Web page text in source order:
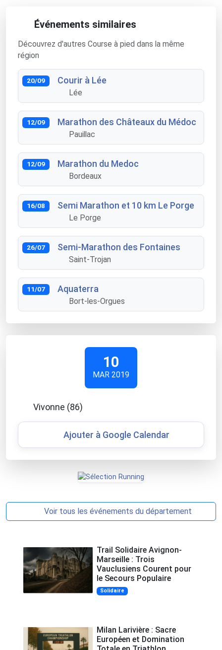
Événements similaires
Découvrez d'autres Course à pied dans la même
région
20/09 Courir à Lée
Lée
12/09 Marathon des Châteaux du Médoc
Pauillac
12/09 Marathon du Medoc
Bordeaux
16/08 Semi Marathon et 10 km Le Porge
Le Porge
26/07 Semi-Marathon des Fontaines
Saint-Trojan
11/07 Aquaterra
Bort-les-Orgues
10
MAR 2019
Vivonne (86)
Ajouter à Google Calendar
Voir tous les événements du département
Trail Solidaire Avignon-
Marseille : Trois
Vauclusiens Courent pour
le Secours Populaire
Solidaire
Milan Larivière : Sacre
Européen et Domination